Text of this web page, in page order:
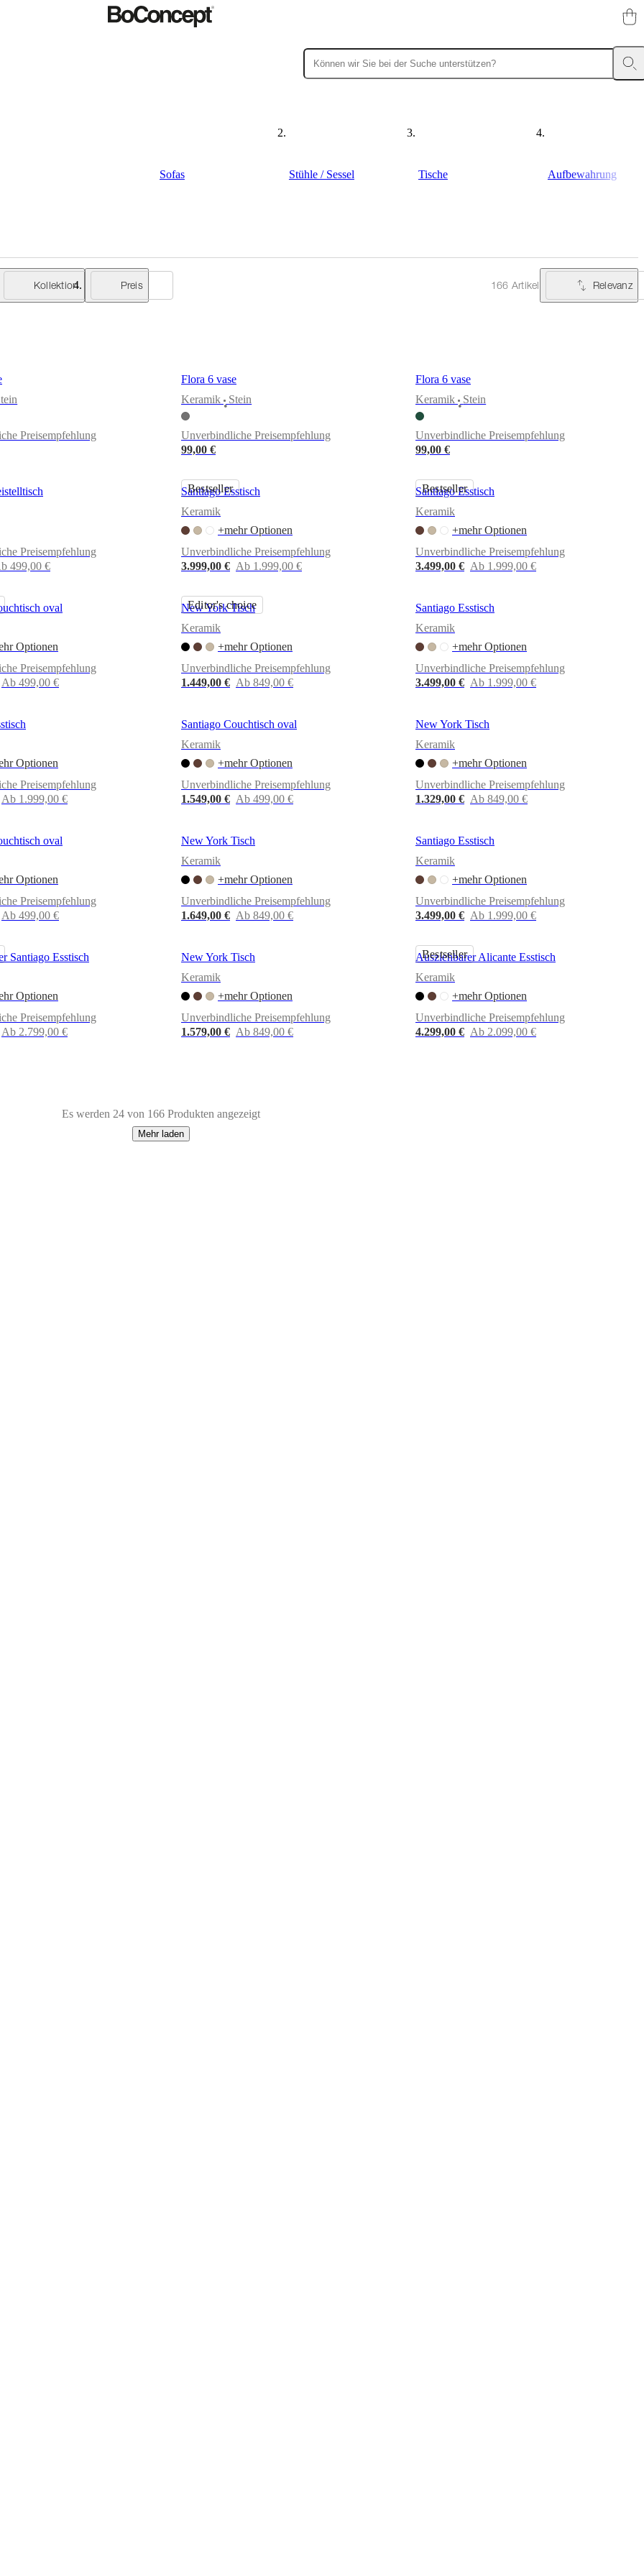
Sofas Stühle / Sessel Tische Aufbewahrung
Kollektion Preis 166 Artikel Relevanz
Preisempfehlung
Flora 6 vase
Keramik
•
Stein
Unverbindliche Preisempfehlung
99,00 €
Flora 6 vase
Keramik
•
Stein
Unverbindliche Preisempfehlung
99,00 €
Preisempfehlung
499,00 €
Bestseller
Santiago Esstisch
Keramik
+mehr Optionen
Unverbindliche Preisempfehlung
3.999,00 € Ab 1.999,00 €
Bestseller
Santiago Esstisch
Keramik
+mehr Optionen
Unverbindliche Preisempfehlung
3.499,00 € Ab 1.999,00 €
oval
Optionen
Preisempfehlung
Ab 499,00 €
Editor's choice
New York Tisch
Keramik
+mehr Optionen
Unverbindliche Preisempfehlung
1.449,00 € Ab 849,00 €
Santiago Esstisch
Keramik
+mehr Optionen
Unverbindliche Preisempfehlung
3.499,00 € Ab 1.999,00 €
Optionen
Preisempfehlung
Ab 1.999,00 €
Santiago Couchtisch oval
Keramik
+mehr Optionen
Unverbindliche Preisempfehlung
1.549,00 € Ab 499,00 €
New York Tisch
Keramik
+mehr Optionen
Unverbindliche Preisempfehlung
1.329,00 € Ab 849,00 €
oval
Optionen
Preisempfehlung
Ab 499,00 €
New York Tisch
Keramik
+mehr Optionen
Unverbindliche Preisempfehlung
1.649,00 € Ab 849,00 €
Santiago Esstisch
Keramik
+mehr Optionen
Unverbindliche Preisempfehlung
3.499,00 € Ab 1.999,00 €
Santiago Esstisch
Optionen
Preisempfehlung
Ab 2.799,00 €
New York Tisch
Keramik
+mehr Optionen
Unverbindliche Preisempfehlung
1.579,00 € Ab 849,00 €
Bestseller
Ausziehbarer Alicante Esstisch
Keramik
+mehr Optionen
Unverbindliche Preisempfehlung
4.299,00 € Ab 2.099,00 €
Es werden 24 von 166 Produkten angezeigt
Mehr laden